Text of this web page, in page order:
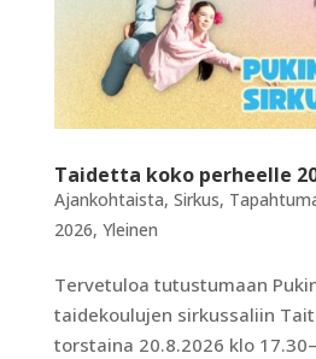
Taidetta koko perheelle
Ajankohtaista, Sirkus,
2026, Yleinen
Tervetuloa tutustumaan
taidekoulujen sirkussaliin
torstaina 20.8.2026 klo